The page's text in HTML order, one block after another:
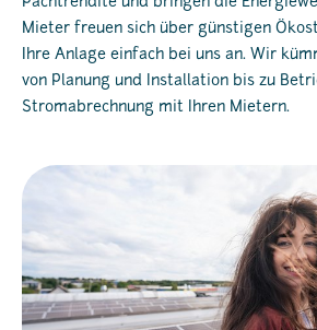
Mieter freuen sich über günstigen
Ihre Anlage einfach bei uns an. Wir
von Planung und Installation bis zu
Stromabrechnung mit Ihren Mietern.